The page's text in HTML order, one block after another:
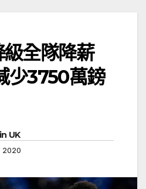
級全隊降薪
少3750萬鎊
UK
2020